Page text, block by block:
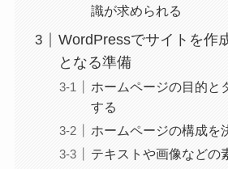
識が求められる
WordPressでサイトを作
となる準備
ホームページの目的と
する
ホームページの構成を
テキストや画像などの